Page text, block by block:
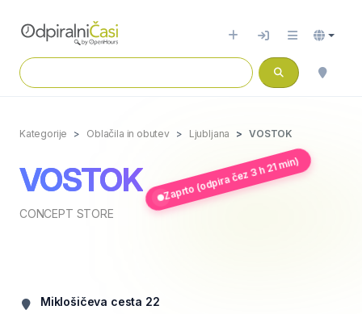
Kategorije Oblačila in obutev Ljubljana VOSTOK
VOSTOK
CONCEPT STORE
Zaprto (odpira čez 3 h 21 min)
Miklošičeva cesta 22